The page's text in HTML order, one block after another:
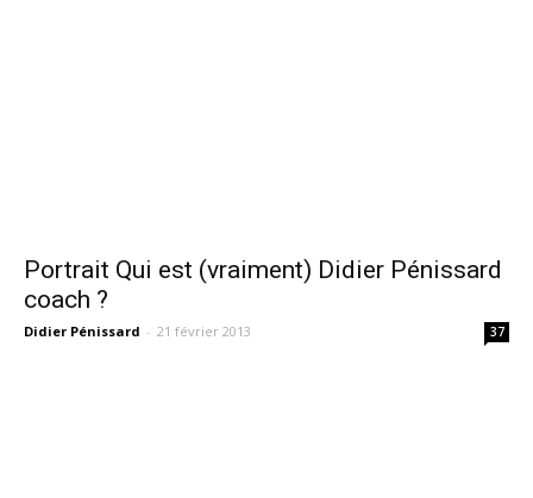
Portrait Qui est (vraiment) Didier Pénissard
coach ?
Didier Pénissard - 21 février 2013 37